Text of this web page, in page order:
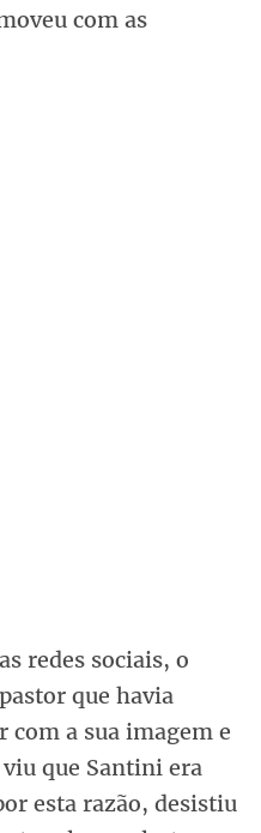
com as
redes sociais, o
que havia
com a sua imagem e
que Santini era
esta razão, desistiu